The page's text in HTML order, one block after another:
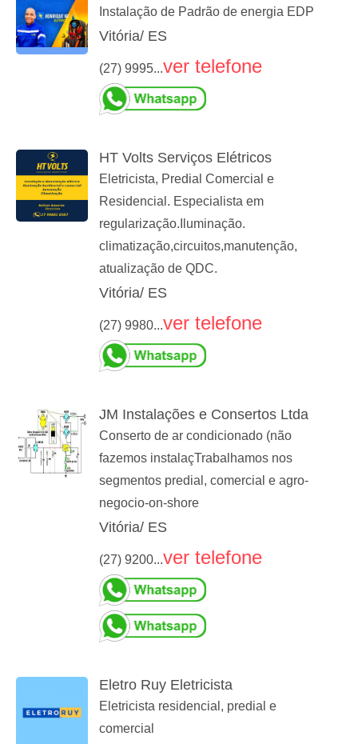
Instalação de Padrão de energia EDP
Vitória/ ES
(27) 9995...ver telefone
HT Volts Serviços Elétricos
Eletricista, Predial Comercial e
Residencial. Especialista em
regularização.Iluminação.
climatização,circuitos,manutenção,
atualização de QDC.
Vitória/ ES
(27) 9980...ver telefone
JM Instalações e Consertos Ltda
Conserto de ar condicionado (não
fazemos instalaçTrabalhamos nos
segmentos predial, comercial e agro-
negocio-on-shore
Vitória/ ES
(27) 9200...ver telefone
Eletro Ruy Eletricista
Eletricista residencial, predial e
comercial